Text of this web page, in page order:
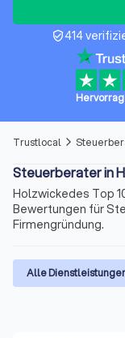
verified_user414
Trustlocal arrow_forward_ios
Steuerberater in
Holzwickedes Top
Bewertungen für
Firmengründung.
Alle